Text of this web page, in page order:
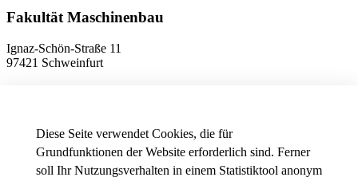
Diese Seite verwendet Cookies, die für
Grundfunktionen der Website erforderlich sind. Ferner
soll Ihr Nutzungsverhalten in einem Statistiktool anonym
Fakultät Maschinenbau
Ignaz-Schön-Straße 11
97421 Schweinfurt